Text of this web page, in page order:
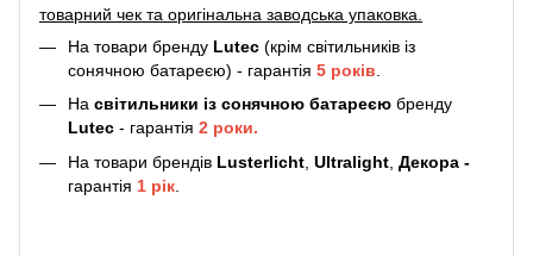
товарний чек та оригінальна заводська упаковка.
На товари бренду Lutec (крім світильників із
сонячною батареєю) - гарантія 5 років
На світильники із сонячною батареєю бренду
Lutec - гарантія 2 роки.
На товари брендів Lusterlicht Ultralight Декора -
гарантія 1 рік